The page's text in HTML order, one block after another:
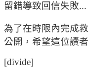
留錯導致回信失敗...
為了在時限內完成
公開，希望這位讀
[divide]